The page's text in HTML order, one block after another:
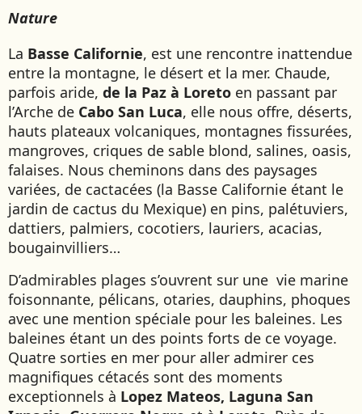
LETTONIE
LITUANIE
MACÉDOINE DU NORD
MADAGASCAR
MAROC
MAURITANIE
MEXIQUE
MONGOLIE
MONTÉNÉGRO
NAMIBIE
NÉPAL
NICARAGUA
OUGANDA
OUZBÉKISTAN
PAKISTAN
PANAMA
Nature
La Basse Californie, est une rencontre inattendue
entre la montagne, le désert et la mer. Chaude,
parfois aride, de la Paz à Loreto en passant par
l’Arche de Cabo San Luca, elle nous offre, déserts,
hauts plateaux volcaniques, montagnes fissurées,
mangroves, criques de sable blond, salines, oasis,
falaises. Nous cheminons dans des paysages
variées, de cactacées (la Basse Californie étant le
jardin de cactus du Mexique) en pins, palétuviers,
dattiers, palmiers, cocotiers, lauriers, acacias,
bougainvilliers…
D’admirables plages s’ouvrent sur une vie marine
foisonnante, pélicans, otaries, dauphins, phoques
avec une mention spéciale pour les baleines. Les
baleines étant un des points forts de ce voyage.
Quatre sorties en mer pour aller admirer ces
magnifiques cétacés sont des moments
exceptionnels à Lopez Mateos, Laguna San